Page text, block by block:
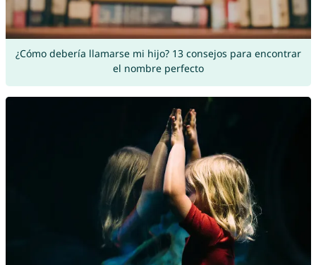
¿Cómo debería llamarse mi hijo? 13 consejos para encontrar
el nombre perfecto